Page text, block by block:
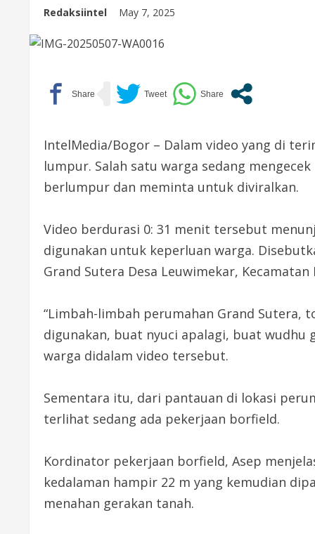
Redaksiintel May 7, 2025
IntelMedia/Bogor – Dalam video yang di
lumpur. Salah satu warga sedang
berlumpur dan meminta untuk diviralkan.
Video berdurasi 0: 31 menit tersebut
digunakan untuk keperluan warga.
Grand Sutera Desa Leuwimekar, Kecamatan
“Limbah-limbah perumahan Grand Sutera,
digunakan, buat nyuci apalagi, buat wudhu
warga didalam video tersebut.
Sementara itu, dari pantauan di lokasi
terlihat sedang ada pekerjaan borfield.
Kordinator pekerjaan borfield, Asep
kedalaman hampir 22 m yang kemudian
menahan gerakan tanah.